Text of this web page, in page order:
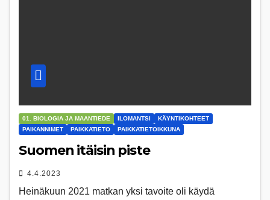
01. BIOLOGIA JA MAANTIEDE ILOMANTSI
KÄYNTIKOHTEET
PAIKANNIMET
PAIKKATIETO PAIKKATIETOIKKUNA
Suomen itäisin piste
4.4.2023
Heinäkuun 2021 matkan yksi tavoite oli käydä